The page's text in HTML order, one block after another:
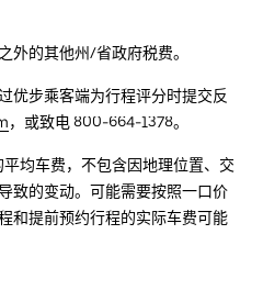
外的其他州/省政府税费。
优步乘客端为行程评分时提交反
，或致电 800-664-1378。
均车费，不包含因地理位置、交
致的变动。可能需要按照一口价
和提前预约行程的实际车费可能